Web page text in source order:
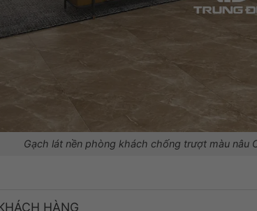
Gạch lát nền phòng khách chống trượt màu nâu
HÀNG